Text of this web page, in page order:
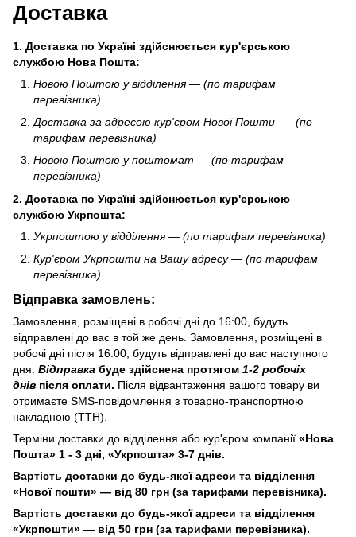
Доставка
1. Доставка по Україні здійснюється кур'єрською
службою Нова Пошта:
Новою Поштою у відділення — (по тарифам
перевізника)
Доставка за адресою кур'єром Нової Пошти — (по
тарифам перевізника)
Новою Поштою у поштомат — (по тарифам
перевізника)
2. Доставка по Україні здійснюється кур'єрською
службою Укрпошта:
Укрпоштою у відділення — (по тарифам перевізника)
Кур'єром Укрпошти на Вашу адресу — (по тарифам
перевізника)
Відправка замовлень:
Замовлення, розміщені в робочі дні до 16:00, будуть
відправлені до вас в той же день. Замовлення, розміщені в
робочі дні після 16:00, будуть відправлені до вас наступного
дня. Відправка буде здійснена протягом 1-2 робочіх
днів після оплати. Після відвантаження вашого товару ви
отримаєте SMS-повідомлення з товарно-транспортною
накладною (ТТН).
Терміни доставки до відділення або кур'єром компанії «Нова
Пошта» 1 - 3 дні, «Укрпошта» 3-7 днів.
Вартість доставки до будь-якої адреси та відділення
«Нової пошти» — від 80 грн (за тарифами перевізника).
Вартість доставки до будь-якої адреси та відділення
«Укрпошти» — від 50 грн (за тарифами перевізника).